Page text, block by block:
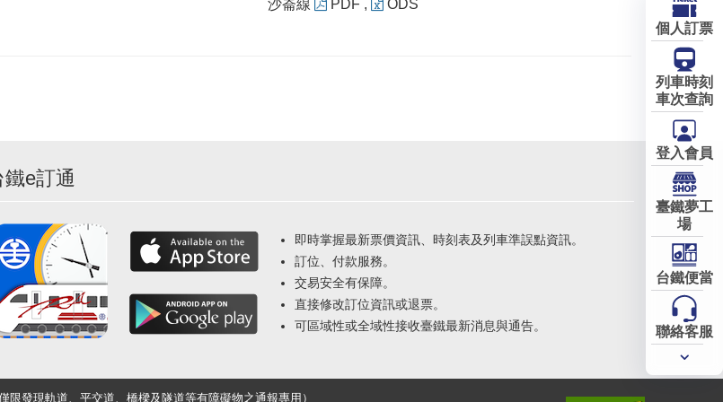
沙崙線 PDF , ODS
鐵e訂通
即時掌握最新票價資訊、時刻表及列車準誤點資訊。
訂位、付款服務。
交易安全有保障。
直接修改訂位資訊或退票。
可區域性或全域性接收臺鐵最新消息與通告。
發現軌道、平交道、橋樑及隧道等有障礙物之通報專用）
個人訂票
列車時刻
車次查詢
登入會員
臺鐵夢工
場
台鐵便當
聯絡客服
常用